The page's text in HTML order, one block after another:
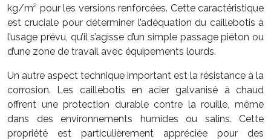
kg/m² pour les versions renforcées. Cette caractéristique
est cruciale pour déterminer l’adéquation du caillebotis à
l’usage prévu, qu’il s’agisse d’un simple passage piéton ou
d’une zone de travail avec équipements lourds.
Un autre aspect technique important est la résistance à la
corrosion. Les caillebotis en acier galvanisé à chaud
offrent une protection durable contre la rouille, même
dans des environnements humides ou salins. Cette
propriété est particulièrement appréciée pour des